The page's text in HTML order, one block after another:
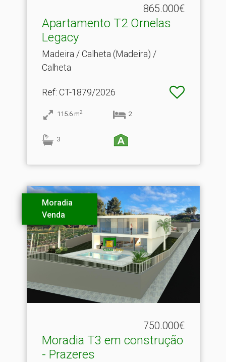
865.000€
Apartamento T2 Ornelas
Legacy
Madeira / Calheta (Madeira) /
Calheta
Ref: CT-1879/2026
115.6 m2 2
3
Moradia
Venda
750.000€
Moradia T3 em construção
- Prazeres